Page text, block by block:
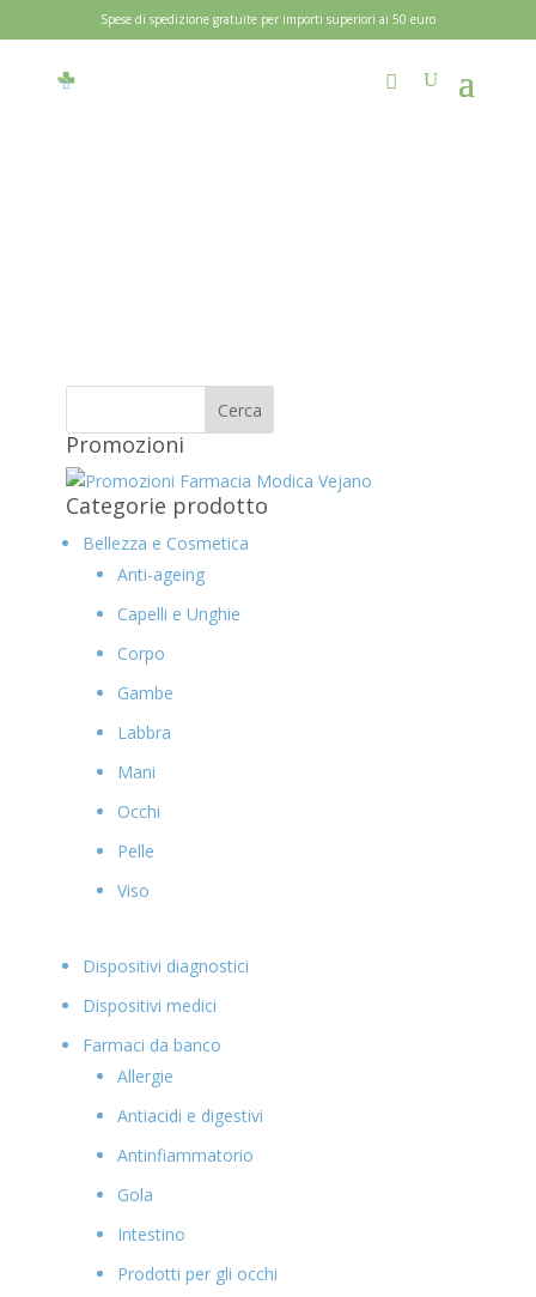
Spese di spedizione gratuite per importi superiori ai 50 euro
Promozioni
Categorie prodotto
Bellezza e Cosmetica
Anti-ageing
Capelli e Unghie
Corpo
Gambe
Labbra
Mani
Occhi
Pelle
Viso
Dispositivi diagnostici
Dispositivi medici
Farmaci da banco
Allergie
Antiacidi e digestivi
Antinfiammatorio
Gola
Intestino
Prodotti per gli occhi